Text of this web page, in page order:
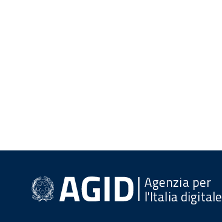
Agenzia per
l'Italia digitale